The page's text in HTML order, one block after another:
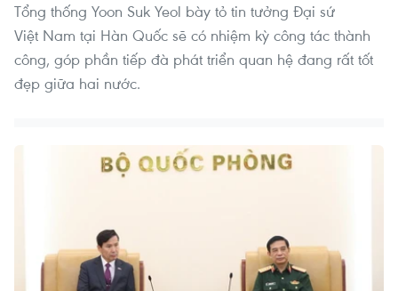
Tổng thống Yoon Suk Yeol bày tỏ tin tưởng Đại sứ
Việt Nam tại Hàn Quốc sẽ có nhiệm kỳ công tác thành
công, góp phần tiếp đà phát triển quan hệ đang rất tốt
đẹp giữa hai nước.